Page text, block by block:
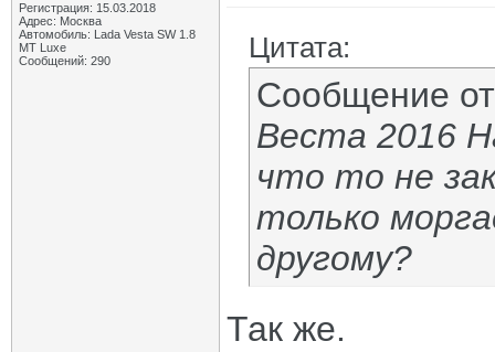
Регистрация: 15.03.2018
Адрес: Москва
Автомобиль: Lada Vesta SW 1.8
MT Luxe
Сообщений: 290
Цитата:
Сообщение
Веста 2016
что то не
только
другому?
Так же.